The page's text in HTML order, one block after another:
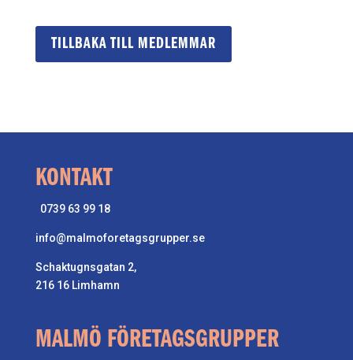
TILLBAKA TILL MEDLEMMAR
KONTAKT
0739 63 99 18
info@malmoforetagsgrupper.se
Schaktugnsgatan 2,
216 16 Limhamn
MALMÖ FÖRETAGSGRUPPER